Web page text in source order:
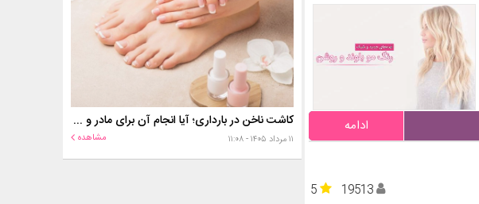
ادامه
5
19513
کاشت ناخن در بارداری؛ آیا انجام آن برای مادر و جنین خطر دارد؟
۱۱ مرداد ۱۴۰۵ - ۱۱:۰۸ مشاهده